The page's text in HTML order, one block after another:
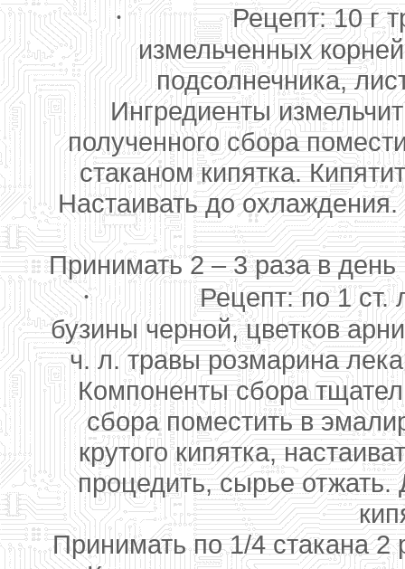
·
Рецепт: 10 г
измельченных
подсолнечника,
Ингредиенты
полученного сбора
стаканом кипятка.
Настаивать до
Принимать 2 – 3 раза в
·
Рецепт: по 1 ст.
бузины черной, цветков
ч. л. травы розмарина
Компоненты сбора
сбора поместить в
крутого кипятка,
процедить, сырье
Принимать по 1/4 стакана